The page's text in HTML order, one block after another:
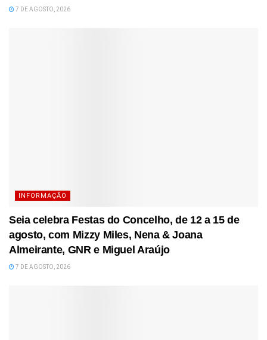
7 DE AGOSTO, 2026
INFORMAÇÃO
Seia celebra Festas do Concelho, de 12 a 15 de
agosto, com Mizzy Miles, Nena & Joana
Almeirante, GNR e Miguel Araújo
7 DE AGOSTO, 2026